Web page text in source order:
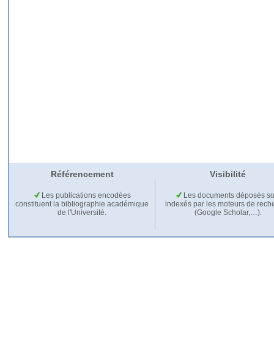
Référencement Visibilité
Les publications encodées
constituent la bibliographie académique
de l'Université.
Les documents déposés
indexés par les moteurs de
(Google Scholar,…).